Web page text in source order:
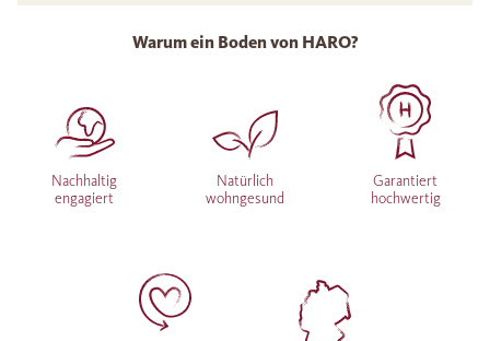
Warum ein Boden von HARO?
Nachhaltig
engagiert
Natürlich
wohngesund
Garantiert
hochwertig